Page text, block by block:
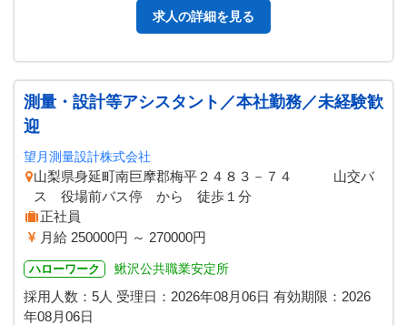
求人の詳細を見る
測量・設計等アシスタント／本社勤務／未経験歓
迎
望月測量設計株式会社
山梨県身延町南巨摩郡梅平２４８３－７４ 山交バ
ス 役場前バス停 から 徒歩１分
正社員
月給 250000円 ～ 270000円
ハローワーク 鰍沢公共職業安定所
採用人数：5人 受理日： 2026年08月06日 有効期限： 2026
年08月06日